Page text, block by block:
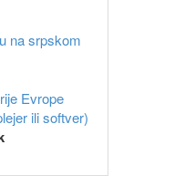
na srpskom
Evrope
ili softver)